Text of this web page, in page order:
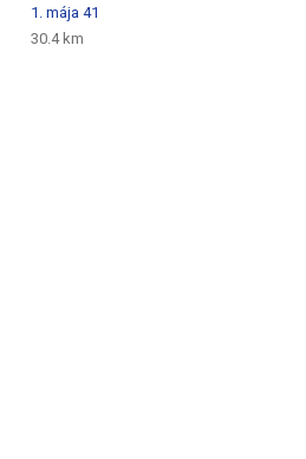
1. mája 41
30.4 km